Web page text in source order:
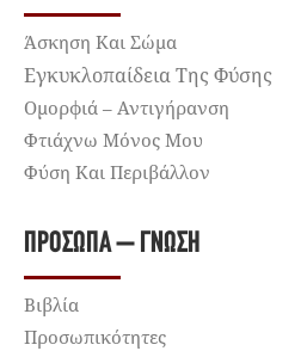
Άσκηση Και Σώμα
Εγκυκλοπαίδεια Της Φύσης
Ομορφιά – Αντιγήρανση
Φτιάχνω Μόνος Μου
Φύση Και Περιβάλλον
ΠΡΌΣΩΠΑ – ΓΝΏΣΗ
Βιβλία
Προσωπικότητες